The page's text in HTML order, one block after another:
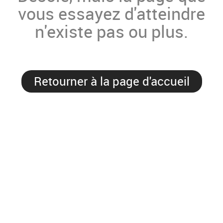
vous essayez d'atteindre
n'existe pas ou plus.
Retourner à la page d'accueil